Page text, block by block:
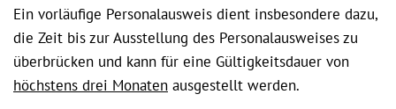
Ein vorläufige Personalausweis dient insbesondere dazu,
die Zeit bis zur Ausstellung des Personalausweises zu
überbrücken und kann für eine Gültigkeitsdauer von
höchstens drei Monaten ausgestellt werden.